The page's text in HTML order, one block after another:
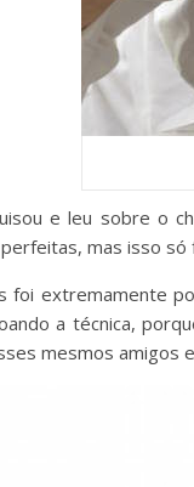
e leu sobre o
mas isso só
foi extremamente
a técnica,
mesmos amigos